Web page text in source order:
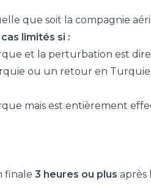
que soit la compagnie
limités si :
et la perturbation est
ou un retour en
mais est entièrement
finale3 heures ou plus après